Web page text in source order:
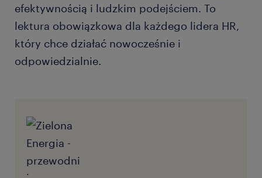
efektywnością i ludzkim podejściem. To
lektura obowiązkowa dla każdego lidera HR,
który chce działać nowocześnie i
odpowiedzialnie.